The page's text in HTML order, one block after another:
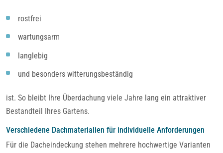
rostfrei
wartungsarm
langlebig
und besonders witterungsbeständig
ist. So bleibt Ihre Überdachung viele Jahre lang ein attraktiver
Bestandteil Ihres Gartens.
Verschiedene Dachmaterialien für individuelle Anforderungen
Für die Dacheindeckung stehen mehrere hochwertige Varianten